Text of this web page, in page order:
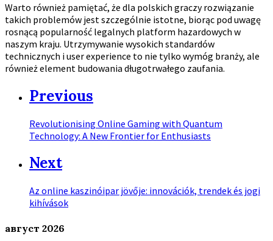
Warto również pamiętać, że dla polskich graczy rozwiązanie
takich problemów jest szczególnie istotne, biorąc pod uwagę
rosnącą popularność legalnych platform hazardowych w
naszym kraju. Utrzymywanie wysokich standardów
technicznych i user experience to nie tylko wymóg branży, ale
również element budowania długotrwałego zaufania.
Previous
Revolutionising Online Gaming with Quantum
Technology: A New Frontier for Enthusiasts
Next
Az online kaszinóipar jövője: innovációk, trendek és jogi
kihívások
август 2026